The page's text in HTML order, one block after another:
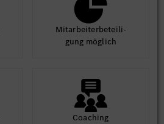
Mit­arbeiter­beteili­
gung möglich
Coaching